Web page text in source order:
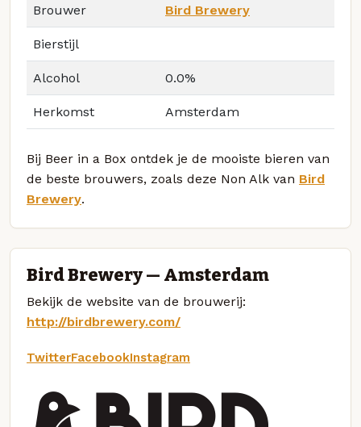
Brouwer Bird Brewery
Bierstijl
Alcohol 0.0%
Herkomst Amsterdam
Bij Beer in a Box ontdek je de mooiste bieren van
de beste brouwers, zoals deze Non Alk van Bird
Brewery.
Bird Brewery — Amsterdam
Bekijk de website van de brouwerij:
http://birdbrewery.com/
TwitterFacebookInstagram